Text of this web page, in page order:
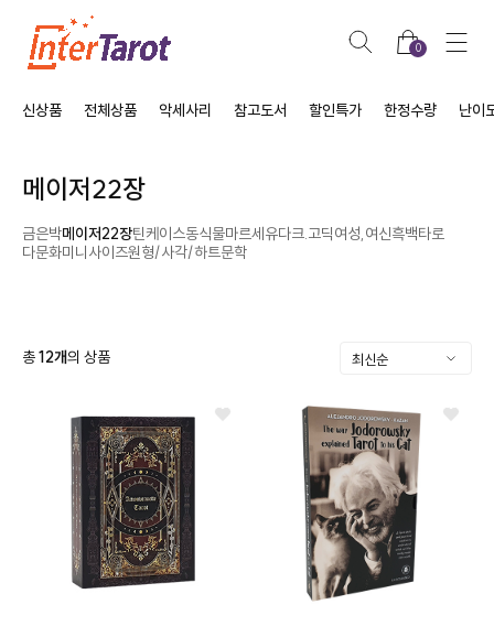
0
신상품 전체상품 악세사리 참고도서 할인특가 한정수량 난이
메이저22장
금은박메이저22장틴케이스동식물마르세유다크.고딕여성,여신흑백타로
다문화미니사이즈원형/사각/하트문학
총12개의 상품